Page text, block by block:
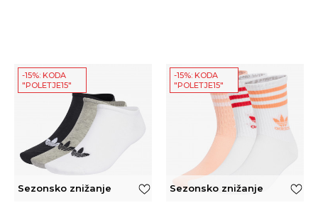
-15%: KODA
"POLETJE15"
Sezonsko znižanje
-15%: KODA
"POLETJE15"
Sezonsko znižanje